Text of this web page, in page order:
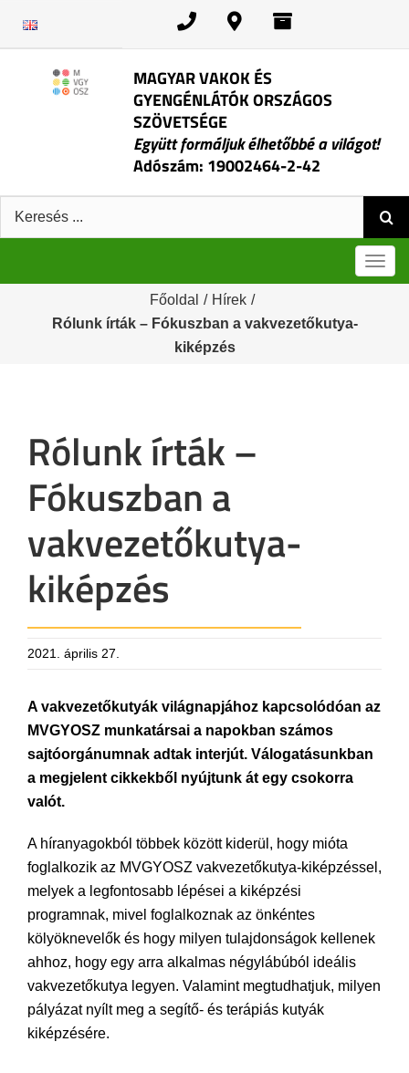
MAGYAR VAKOK ÉS
GYENGÉNLÁTÓK ORSZÁGOS
SZÖVETSÉGE
Együtt formáljuk élhetőbbé a világot!
Adószám: 19002464-2-42
Keresés:
Főoldal / Hírek /
Rólunk írták – Fókuszban a vakvezetőkutya-
kiképzés
Rólunk írták –
Fókuszban a
vakvezetőkutya-
kiképzés
2021. április 27.
A vakvezetőkutyák világnapjához kapcsolódóan az
MVGYOSZ munkatársai a napokban számos
sajtóorgánumnak adtak interjút. Válogatásunkban
a megjelent cikkekből nyújtunk át egy csokorra
valót.
A híranyagokból többek között kiderül, hogy mióta
foglalkozik az MVGYOSZ vakvezetőkutya-kiképzéssel,
melyek a legfontosabb lépései a kiképzési
programnak, mivel foglalkoznak az önkéntes
kölyöknevelők és hogy milyen tulajdonságok kellenek
ahhoz, hogy egy arra alkalmas négylábúból ideális
vakvezetőkutya legyen. Valamint megtudhatjuk, milyen
pályázat nyílt meg a segítő- és terápiás kutyák
kiképzésére.